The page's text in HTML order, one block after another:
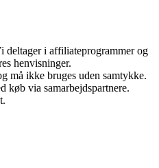
i affiliateprogrammer og
henvisninger.
må ikke bruges uden samtykke.
køb via samarbejdspartnere.